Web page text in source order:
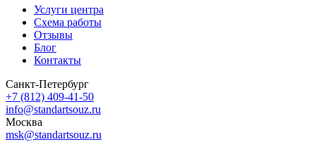
Услуги центра
Схема работы
Отзывы
Блог
Контакты
Санкт-Петербург
+7 (812) 409-41-50
info@standartsouz.ru
Москва
msk@standartsouz.ru